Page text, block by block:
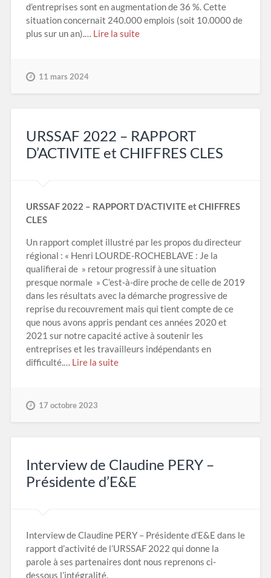
d’entreprises sont en augmentation de 36 %. Cette
situation concernait 240.000 emplois (soit 10.0000 de
plus sur un an).… Lire la suite
11 mars 2024
URSSAF 2022 – RAPPORT
D’ACTIVITE et CHIFFRES CLES
URSSAF 2022 – RAPPORT D’ACTIVITE et CHIFFRES
CLES
Un rapport complet illustré par les propos du directeur
régional : « Henri LOURDE-ROCHEBLAVE : Je la
qualifierai de » retour progressif à une situation
presque normale » C’est-à-dire proche de celle de 2019
dans les résultats avec la démarche progressive de
reprise du recouvrement mais qui tient compte de ce
que nous avons appris pendant ces années 2020 et
2021 sur notre capacité active à soutenir les
entreprises et les travailleurs indépendants en
difficulté.… Lire la suite
17 octobre 2023
Interview de Claudine PERY –
Présidente d’E&E
Interview de Claudine PERY – Présidente d’E&E dans le
rapport d’activité de l’URSSAF 2022 qui donne la
parole à ses partenaires dont nous reprenons ci-
dessous l’intégralité.